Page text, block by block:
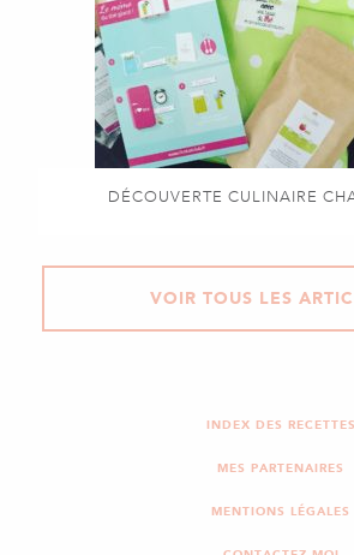
DÉCOUVERTE CULINAIRE
VOIR TOUS LES
INDEX DES RECETTES
MES PARTENAIRES
MENTIONS LÉGALES